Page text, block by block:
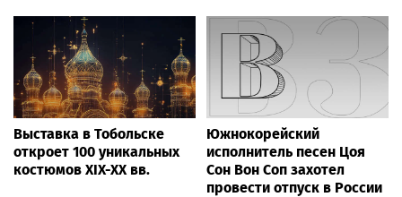
Выставка в Тобольске
откроет 100 уникальных
костюмов XIX-XX вв.
Южнокорейский
исполнитель песен Цоя
Сон Вон Соп захотел
провести отпуск в России